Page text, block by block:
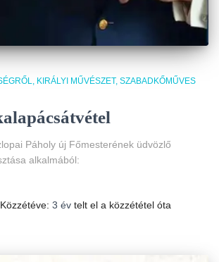
KIRÁLYI MŰVÉSZET SZABADKŐMŰVES
Páholy új Főmesterének üdvözlő
alkalmából:
3 év telt el a közzététel óta